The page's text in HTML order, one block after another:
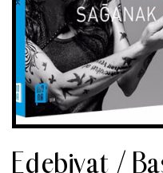
Edebiyat /